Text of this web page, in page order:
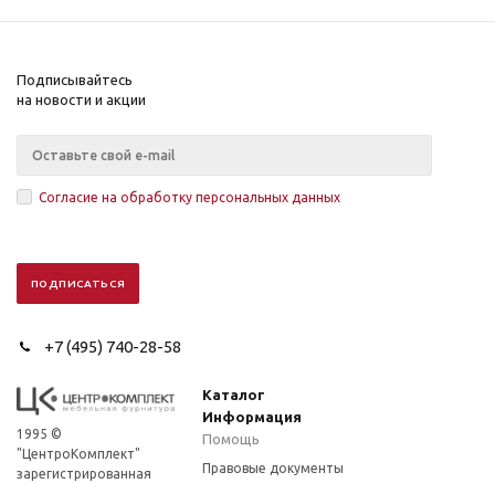
Подписывайтесь
на новости и акции
Согласие на обработку персональных данных
+7 (495) 740-28-58
1995 ©
"ЦентроКомплект"
зарегистрированная
Каталог
Информация
Помощь
Правовые документы